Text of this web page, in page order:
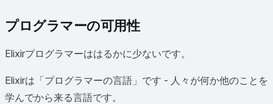
プログラマーの可用性
Elixirプログラマーははるかに少ないです。
Elixirは「プログラマーの言語」です - 人々が何か他のことを
学んでから来る言語です。